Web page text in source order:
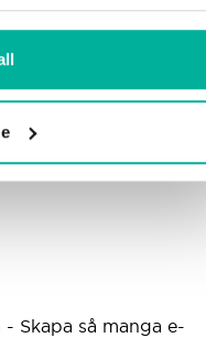
stegguider och tips
felfritt
Skapa så manga e-